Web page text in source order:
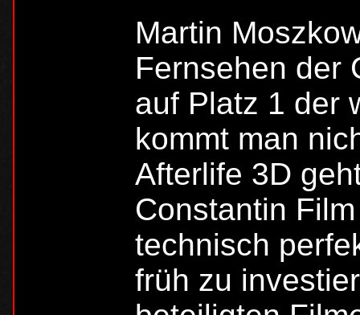
Martin
Fernsehen der
auf Platz 1 der
kommt man
Afterlife 3D
Constantin
technisch
früh zu